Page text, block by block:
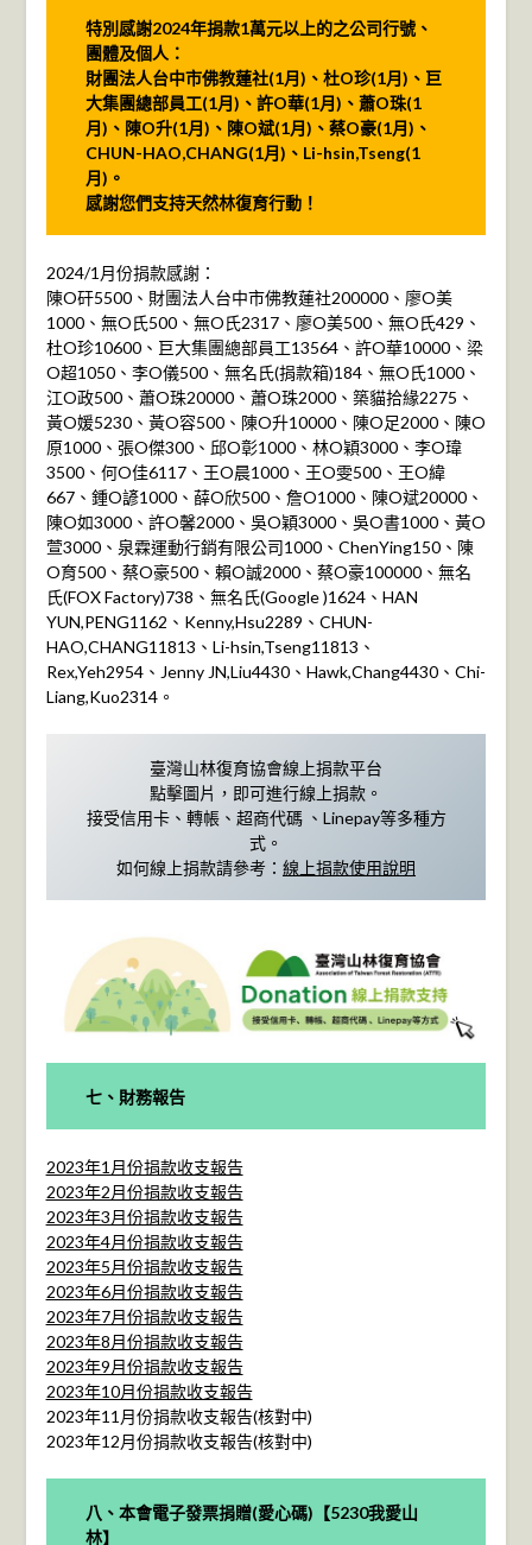
特別感謝2024年捐款1萬元以上的之公司行號、
團體及個人：
財團法人台中市佛教蓮社(1月)、杜O珍(1月)、巨
大集團總部員工(1月)、許O華(1月)、蕭O珠(1
月)、陳O升(1月)、陳O斌(1月)、蔡O豪(1月)、
CHUN-HAO,CHANG(1月) 、Li-hsin,Tseng(1
月) 。
感謝您們支持天然林復育行動！
2024/1月份捐款感謝：
陳O矸5500、財團法人台中市佛教蓮社200000、廖O美
1000、無O氏500、無O氏2317、廖O美500、無O氏429、
杜O珍10600、巨大集團總部員工13564、許O華10000、梁
O超1050、李O儀500、無名氏(捐款箱)184、無O氏1000、
江O政500、蕭O珠20000、蕭O珠2000、築貓拾緣2275、
黃O媛5230、黃O容500、陳O升10000、陳O足2000、陳O
原1000、張O傑300、邱O彰1000、林O穎3000、李O瑋
3500、何O佳6117、王O晨1000、王O雯500、王O緯
667、鍾O諺1000、薛O欣500、詹O1000、陳O斌20000、
陳O如3000、許O馨2000、吳O穎3000、吳O書1000、黃O
萱3000、泉霖運動行銷有限公司1000、ChenYing150、陳
O育500、蔡O豪500、賴O誠2000、蔡O豪100000、無名
氏(FOX Factory)738、無名氏(Google )1624、HAN
YUN,PENG1162、Kenny,Hsu2289、CHUN-
HAO,CHANG11813、Li-hsin,Tseng11813、
Rex,Yeh2954、Jenny JN,Liu4430、Hawk,Chang4430、Chi-
Liang,Kuo2314。
臺灣山林復育協會線上捐款平台
點擊圖片，即可進行線上捐款。
接受信用卡、轉帳、超商代碼 、Linepay等多種方
式。
如何線上捐款請參考： 線上捐款使用說明
七、財務報告
2023年1月份捐款收支報告
2023年2月份捐款收支報告
2023年3月份捐款收支報告
2023年4月份捐款收支報告
2023年5月份捐款收支報告
2023年6月份捐款收支報告
2023年7月份捐款收支報告
2023年8月份捐款收支報告
2023年9月份捐款收支報告
2023年10月份捐款收支報告
2023年11月份捐款收支報告(核對中)
2023年12月份捐款收支報告(核對中)
八、本會電子發票捐贈(愛心碼)【5230我愛山
林】